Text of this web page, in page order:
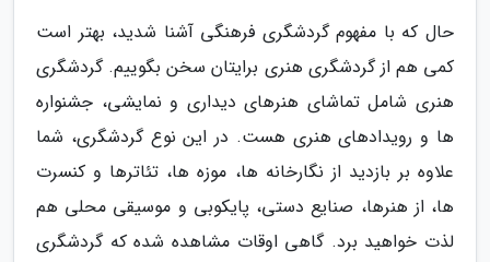
حال که با مفهوم گردشگری فرهنگی آشنا شدید، بهتر است
کمی هم از گردشگری هنری برایتان سخن بگوییم. گردشگری
هنری شامل تماشای هنرهای دیداری و نمایشی، جشنواره
ها و رویدادهای هنری هست. در این نوع گردشگری، شما
علاوه بر بازدید از نگارخانه ها، موزه ها، تئاترها و کنسرت
ها، از هنرها، صنایع دستی، پایکوبی و موسیقی محلی هم
لذت خواهید برد. گاهی اوقات مشاهده شده که گردشگری